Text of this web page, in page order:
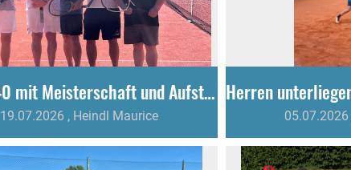
Herren 40 mit Meisterschaft und Aufstieg
19.07.2026 , Heindl Maurice 05.07.2026